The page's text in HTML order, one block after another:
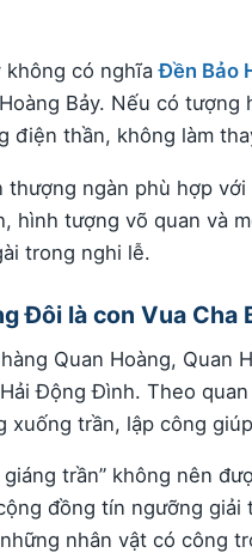
không có nghĩaĐền Bảo
Bảy. Nếu có
điện thần, không làm
thượng ngàn phù hợp
hình tượng võ quan và
trong nghi lễ.
Đôi là con Vua Cha
Quan Hoàng, Quan
Động Đình. Theo
xuống trần, lập công
giáng trần” không nên
đồng tín ngưỡng
nhân vật có công